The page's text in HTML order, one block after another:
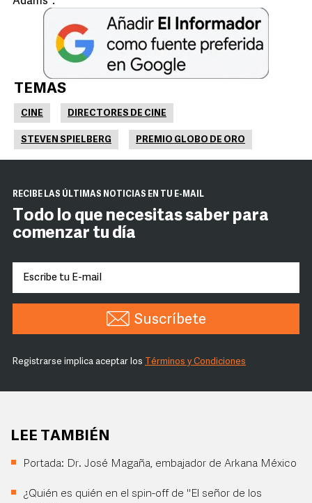
TEMAS
CINE DIRECTORES DE CINE
STEVEN SPIELBERG PREMIO GLOBO DE ORO
RECIBE LAS ÚLTIMAS NOTICIAS EN TU E-MAIL
Todo lo que necesitas saber para
comenzar tu día
Suscríbete
Registrarse implica aceptar los Términos y Condiciones
LEE TAMBIÉN
Portada: Dr. José Magaña, embajador de Arkana México
¿Quién es quién en el spin-off de "El señor de los